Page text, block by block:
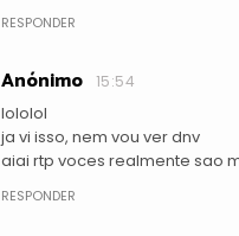
RESPONDER
Anónimo 15:54
lololol
ja vi isso, nem vou ver dnv
aiai rtp voces realmente sao
RESPONDER